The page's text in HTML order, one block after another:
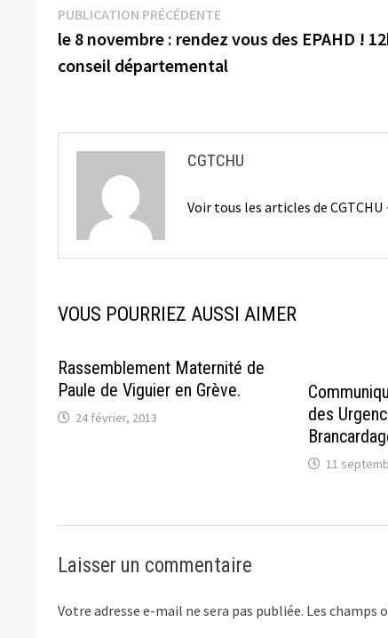
Navigation
de
l’article
PUBLICATION PRÉCÉDENTEPublication
précédente :
le 8 novembre : rendez vous des EPAHD !
conseil départemental
CGTCHU
Voir tous les articles de
VOUS POURRIEZ AUSSI AIMER
Rassemblement Maternité de
Paule de Viguier en Grève.
24 février, 2013
des
11
Laisser un commentaire
Votre adresse e-mail ne sera pas publiée. Les champs